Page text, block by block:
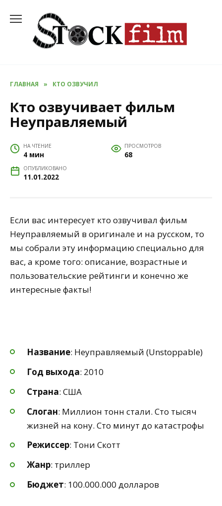
содержанию
ГЛАВНАЯ » КТО ОЗВУЧИЛ
Кто озвучивает фильм
Неуправляемый
НА ЧТЕНИЕ
4 мин
ПРОСМОТРОВ
68
ОПУБЛИКОВАНО
11.01.2022
Если вас интересует кто озвучивал фильм
Неуправляемый в оригинале и на русском, то
мы собрали эту информацию специально для
вас, а кроме того: описание, возрастные и
пользовательские рейтинги и конечно же
интересные факты!
Название: Неуправляемый (Unstoppable)
Год выхода: 2010
Страна: США
Слоган: Миллион тонн стали. Сто тысяч
жизней на кону. Сто минут до катастрофы
Режиссер: Тони Скотт
Жанр: триллер
Бюджет: 100.000.000 долларов